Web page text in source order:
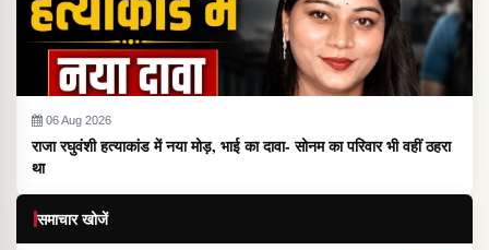
06 Aug 2026
राजा रघुवंशी हत्याकांड में नया मोड़, भाई का दावा- सोनम का परिवार भी वहीं ठहरा
था
समाचार खोजें